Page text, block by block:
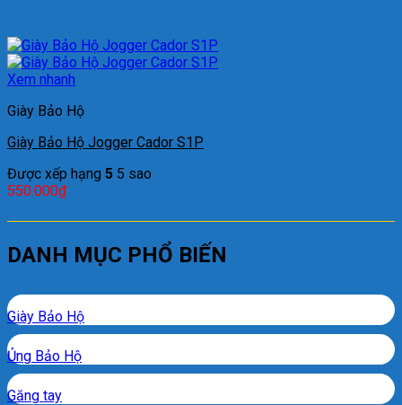
Xem nhanh
Giày Bảo Hộ
Giày Bảo Hộ Jogger Cador S1P
Được xếp hạng 5 5 sao
550.000₫
DANH MỤC PHỔ BIẾN
Giày Bảo Hộ
Ủng Bảo Hộ
Găng tay